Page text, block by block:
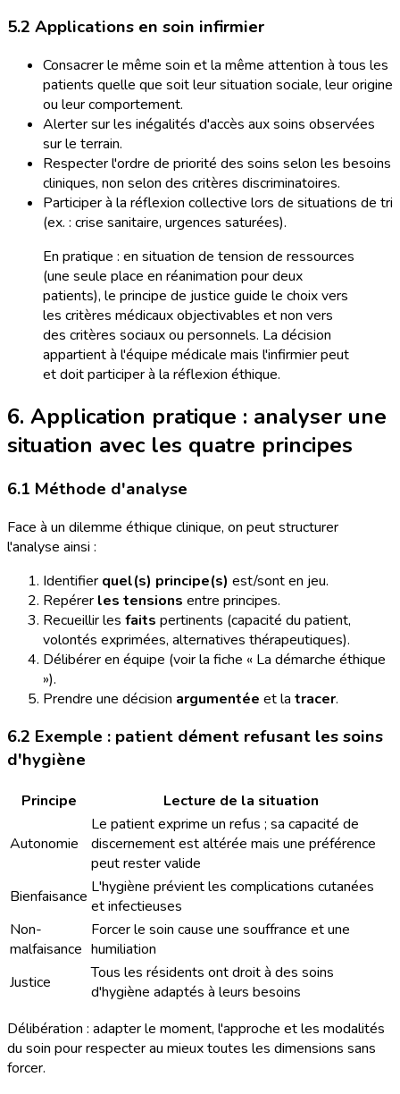
5.2 Applications en soin infirmier
Consacrer le même soin et la même attention à tous les
patients quelle que soit leur situation sociale, leur origine
ou leur comportement.
Alerter sur les inégalités d'accès aux soins observées
sur le terrain.
Respecter l'ordre de priorité des soins selon les besoins
cliniques, non selon des critères discriminatoires.
Participer à la réflexion collective lors de situations de tri
(ex. : crise sanitaire, urgences saturées).
En pratique : en situation de tension de ressources
(une seule place en réanimation pour deux
patients), le principe de justice guide le choix vers
les critères médicaux objectivables et non vers
des critères sociaux ou personnels. La décision
appartient à l'équipe médicale mais l'infirmier peut
et doit participer à la réflexion éthique.
6. Application pratique : analyser une
situation avec les quatre principes
6.1 Méthode d'analyse
Face à un dilemme éthique clinique, on peut structurer
l'analyse ainsi :
Identifier quel(s) principe(s) est/sont en jeu.
Repérer les tensions entre principes.
Recueillir les faits pertinents (capacité du patient,
volontés exprimées, alternatives thérapeutiques).
Délibérer en équipe (voir la fiche « La démarche éthique
»).
Prendre une décision argumentée et la tracer.
6.2 Exemple : patient dément refusant les soins
d'hygiène
Principe Lecture de la situation
Autonomie
Le patient exprime un refus ; sa capacité de
discernement est altérée mais une préférence
peut rester valide
Bienfaisance L'hygiène prévient les complications cutanées
et infectieuses
Non-
malfaisance
Forcer le soin cause une souffrance et une
humiliation
Justice
Tous les résidents ont droit à des soins
d'hygiène adaptés à leurs besoins
Délibération : adapter le moment, l'approche et les modalités
du soin pour respecter au mieux toutes les dimensions sans
forcer.